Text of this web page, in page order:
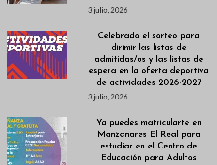
3 julio, 2026
Celebrado el sorteo para
dirimir las listas de
admitidas/os y las listas de
espera en la oferta deportiva
de actividades 2026-2027
3 julio, 2026
Ya puedes matricularte en
Manzanares El Real para
estudiar en el Centro de
Educación para Adultos